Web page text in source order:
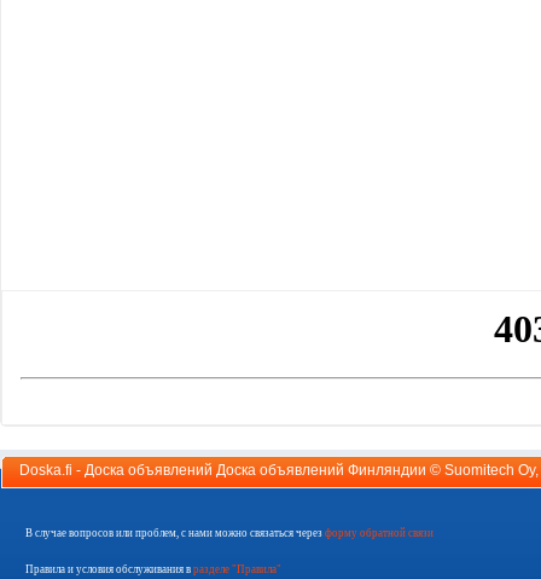
Doska.fi - Доска объявлений Доска объявлений Финляндии © Suomitech Oy
В случае вопросов или проблем, с нами можно связаться через форму обратной связи
Правила и условия обслуживания в разделе "Правила"